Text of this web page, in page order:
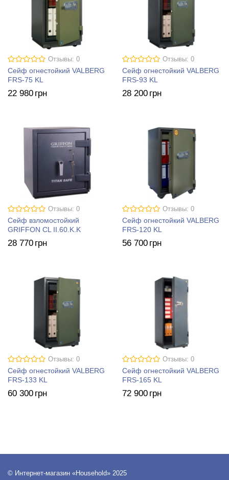
Отзывы: 0
Сейф огнестойкий VALBERG
FRS-75 KL
22 980 грн
Отзывы: 0
Сейф огнестойкий VALBERG
FRS-93 KL
28 200 грн
Отзывы: 0
Сейф взломостойкий
GRIFFON CL II.60.K.K
28 770 грн
Отзывы: 0
Сейф огнестойкий VALBERG
FRS-120 KL
56 700 грн
Отзывы: 0
Сейф огнестойкий VALBERG
FRS-133 KL
60 300 грн
Отзывы: 0
Сейф огнестойкий VALBERG
FRS-165 KL
72 900 грн
© Интернет-магазин «Household» 2025